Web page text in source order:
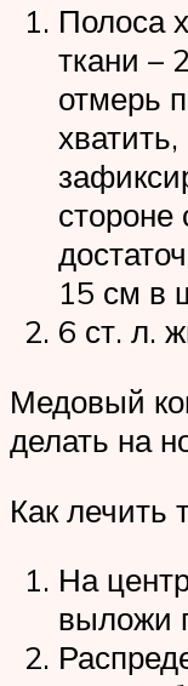
Полоса
ткани –
отмерь
стороне
15 см в
6 ст. л.
Медовый
делать на
Как лечить
На
выложи